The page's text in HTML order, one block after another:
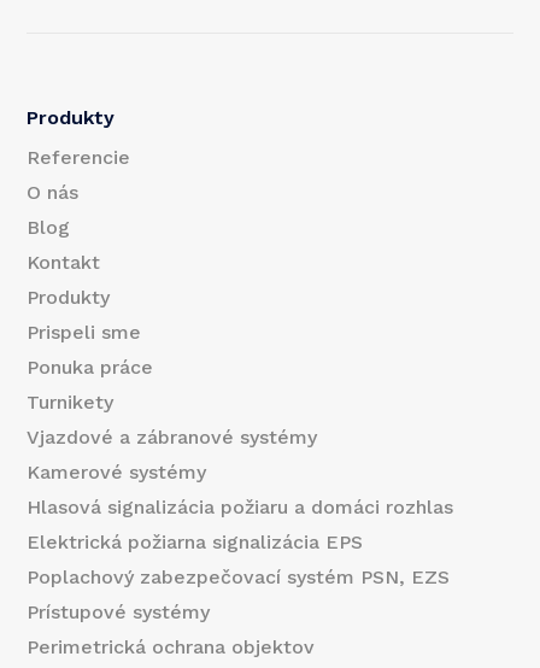
*
*
Produkty
Referencie
O nás
Blog
Kontakt
Produkty
Prispeli sme
Ponuka práce
Turnikety
Vjazdové a zábranové systémy
Kamerové systémy
Hlasová signalizácia požiaru a domáci rozhlas
Elektrická požiarna signalizácia EPS
Poplachový zabezpečovací systém PSN, EZS
Prístupové systémy
Perimetrická ochrana objektov